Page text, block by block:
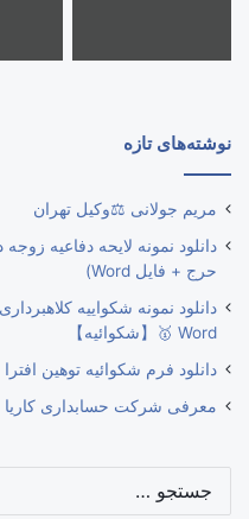
نوشته‌های تازه
مریم جولانی ⚖️وکیل تهران
دانلود نمونه لایحه دفاعیه
حرج + فایل Word)
دانلود نمونه شکواییه
Word 🥇【شکوائیه】
دانلود فرم شکوائیه توهین
معرفی شرکت حسابداری کاریا